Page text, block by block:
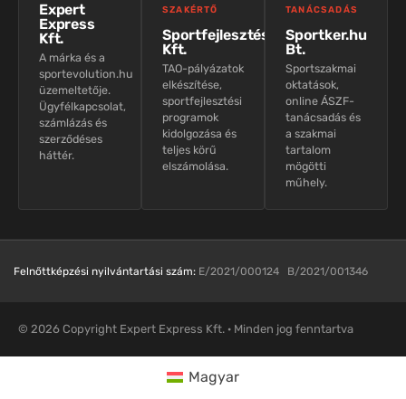
Expert
Express
Kft.
A márka és a
sportevolution.hu
üzemeltetője.
Ügyfélkapcsolat,
számlázás és
szerződéses
háttér.
SZAKÉRTŐ
Sportfejlesztés
Kft.
TAO-pályázatok
elkészítése,
sportfejlesztési
programok
kidolgozása és
teljes körű
elszámolása.
TANÁCSADÁS
Sportker.hu
Bt.
Sportszakmai
oktatások,
online ÁSZF-
tanácsadás és
a szakmai
tartalom
mögötti
műhely.
Felnőttképzési nyilvántartási szám: E/2021/000124 B/2021/001346
© 2026 Copyright Expert Express Kft. · Minden jog fenntartva
Magyar